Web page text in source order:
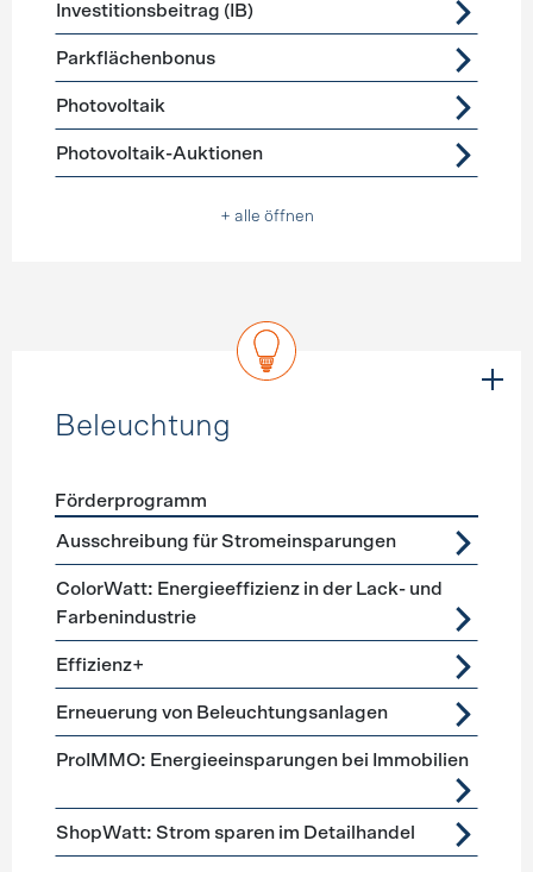
Investitionsbeitrag (IB)
Parkflächenbonus
Photovoltaik
Photovoltaik-Auktionen
+ alle öffnen
Beleuchtung
Förderprogramme Beleuchtung
Förderprogramm
Ausschreibung für Stromeinsparungen
ColorWatt: Energieeffizienz in der Lack- und
Farbenindustrie
Effizienz+
Erneuerung von Beleuchtungsanlagen
ProIMMO: Energieeinsparungen bei Immobilien
ShopWatt: Strom sparen im Detailhandel